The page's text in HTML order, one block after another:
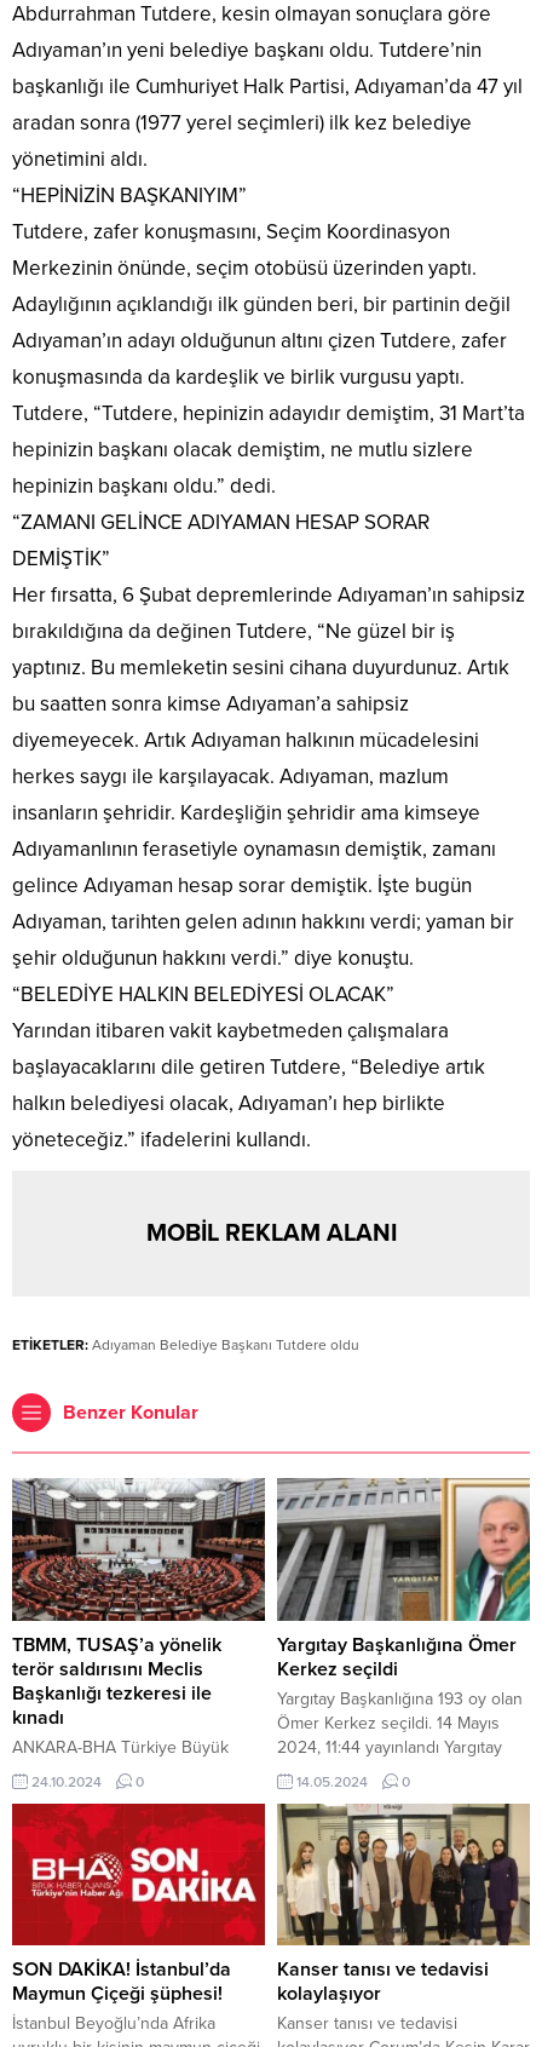
Abdurrahman Tutdere, kesin olmayan sonuçlara göre
Adıyaman’ın yeni belediye başkanı oldu. Tutdere’nin
başkanlığı ile Cumhuriyet Halk Partisi, Adıyaman’da 47 yıl
aradan sonra (1977 yerel seçimleri) ilk kez belediye
yönetimini aldı.
“HEPİNİZİN BAŞKANIYIM”
Tutdere, zafer konuşmasını, Seçim Koordinasyon
Merkezinin önünde, seçim otobüsü üzerinden yaptı.
Adaylığının açıklandığı ilk günden beri, bir partinin değil
Adıyaman’ın adayı olduğunun altını çizen Tutdere, zafer
konuşmasında da kardeşlik ve birlik vurgusu yaptı.
Tutdere, “Tutdere, hepinizin adayıdır demiştim, 31 Mart’ta
hepinizin başkanı olacak demiştim, ne mutlu sizlere
hepinizin başkanı oldu.” dedi.
“ZAMANI GELİNCE ADIYAMAN HESAP SORAR
DEMİŞTİK”
Her fırsatta, 6 Şubat depremlerinde Adıyaman’ın sahipsiz
bırakıldığına da değinen Tutdere, “Ne güzel bir iş
yaptınız. Bu memleketin sesini cihana duyurdunuz. Artık
bu saatten sonra kimse Adıyaman’a sahipsiz
diyemeyecek. Artık Adıyaman halkının mücadelesini
herkes saygı ile karşılayacak. Adıyaman, mazlum
insanların şehridir. Kardeşliğin şehridir ama kimseye
Adıyamanlının ferasetiyle oynamasın demiştik, zamanı
gelince Adıyaman hesap sorar demiştik. İşte bugün
Adıyaman, tarihten gelen adının hakkını verdi; yaman bir
şehir olduğunun hakkını verdi.” diye konuştu.
“BELEDİYE HALKIN BELEDİYESİ OLACAK”
Yarından itibaren vakit kaybetmeden çalışmalara
başlayacaklarını dile getiren Tutdere, “Belediye artık
halkın belediyesi olacak, Adıyaman’ı hep birlikte
yöneteceğiz.” ifadelerini kullandı.
MOBİL REKLAM ALANI
ETİKETLER: Adıyaman Belediye Başkanı Tutdere oldu
Benzer Konular
TBMM, TUSAŞ’a yönelik
terör saldırısını Meclis
Başkanlığı tezkeresi ile
kınadı
ANKARA-BHA Türkiye Büyük
Millet Meclisi (TBMM) Genel
Kurulu, Türk Havacılık ve Uzay
Sanayii Anonim Şirketi (TUSAŞ)
tesislerine yönelik terör saldırısını
kınayan Meclis Başkanlığı
tezkeresini kabul etti. Tezkere,
TBMM Başkanı Numan
Kurtulmuş’un imzasını taşıyor.
Tezkere metninde, 23 Ekim 2024
tarihinde Ankara’da
gerçekleştirilen terör saldırısının,
Türkiye’nin barış ve huzuruna
24.10.2024 0
Yargıtay Başkanlığına Ömer
Kerkez seçildi
Yargıtay Başkanlığına 193 oy olan
Ömer Kerkez seçildi. 14 Mayıs
2024, 11:44 yayınlandı Yargıtay
Başkanlığına Ömer Kerkez seçildi
ANKARA-BHA Yargıtay Başkanlığı
seçiminde 36’ıncı turdan sonuç
çıkmamıştı. 37’inci turda
başkanlığa 193 oy alan Ömer
Kerkez seçildi. Yargıtay
Başkanlığına Ömer...
14.05.2024 0
SON DAKİKA! İstanbul’da
Maymun Çiçeği şüphesi!
İstanbul Beyoğlu’nda Afrika
Kanser tanısı ve tedavisi
kolaylaşıyor
Kanser tanısı ve tedavisi